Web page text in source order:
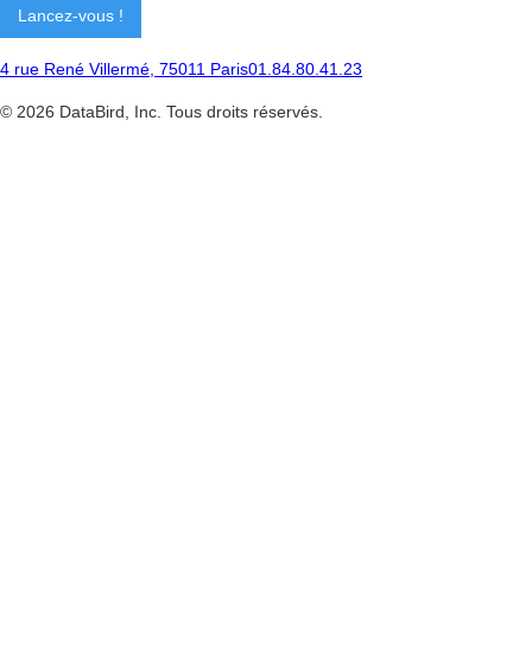
Lancez-vous !
4 rue René Villermé, 75011 Paris01.84.80.41.23
© 2026 DataBird, Inc. Tous droits réservés.